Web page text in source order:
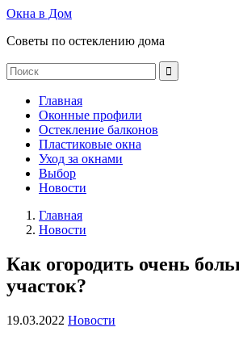
Окна в Дом
Советы по остеклению дома
Главная
Оконные профили
Остекление балконов
Пластиковые окна
Уход за окнами
Выбор
Новости
Главная
Новости
Как огородить очень
участок?
19.03.2022 Новости